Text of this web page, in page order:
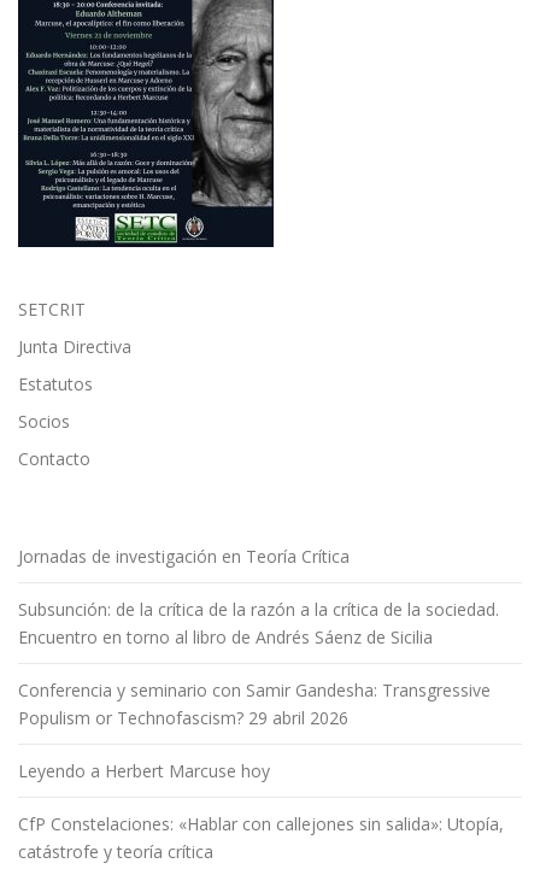
SETCRIT
Junta Directiva
Estatutos
Socios
Contacto
Jornadas de investigación en Teoría Crítica
Subsunción: de la crítica de la razón a la crítica de la sociedad.
Encuentro en torno al libro de Andrés Sáenz de Sicilia
Conferencia y seminario con Samir Gandesha: Transgressive
Populism or Technofascism? 29 abril 2026
Leyendo a Herbert Marcuse hoy
CfP Constelaciones: «Hablar con callejones sin salida»: Utopía,
catástrofe y teoría crítica